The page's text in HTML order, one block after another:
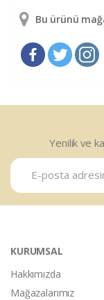
Bu ürünü
Yenilik ve
KURUMSAL
Hakkımızda
Mağazalarımız